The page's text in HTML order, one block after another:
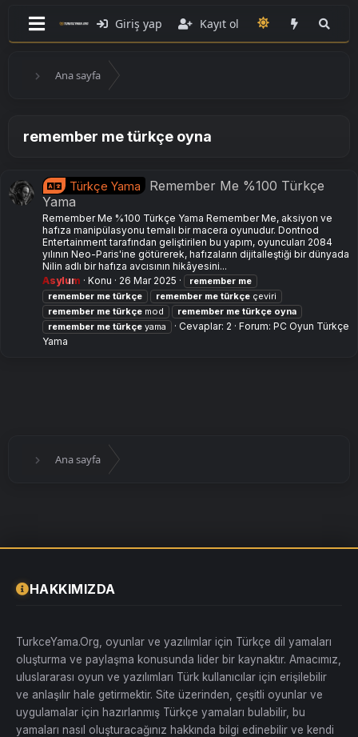
Giriş yap Kayıt ol
Ana sayfa
remember me türkçe oyna
Türkçe Yama
Remember Me %100 Türkçe
Yama
Remember Me %100 Türkçe Yama Remember Me, aksiyon ve
hafıza manipülasyonu temalı bir macera oyunudur. Dontnod
Entertainment tarafından geliştirilen bu yapım, oyuncuları 2084
yılının Neo-Paris'ine götürerek, hafızaların dijitalleştiği bir dünyada
Nilin adlı bir hafıza avcısının hikâyesini...
Asylum
Konu 26 Mar 2025 remember me
remember me türkçe remember me türkçe çeviri
remember me türkçe mod remember me türkçe oyna
remember me türkçe yama Cevaplar: 2 Forum: PC Oyun Türkçe
Yama
Ana sayfa
HAKKIMIZDA
TurkceYama.Org, oyunlar ve yazılımlar için Türkçe dil yamaları
oluşturma ve paylaşma konusunda lider bir kaynaktır. Amacımız,
uluslararası oyun ve yazılımları Türk kullanıcılar için erişilebilir
ve anlaşılır hale getirmektir. Site üzerinden, çeşitli oyunlar ve
uygulamalar için hazırlanmış Türkçe yamaları bulabilir, bu
yamaları nasıl oluşturacağınız hakkında bilgi edinebilir ve kendi